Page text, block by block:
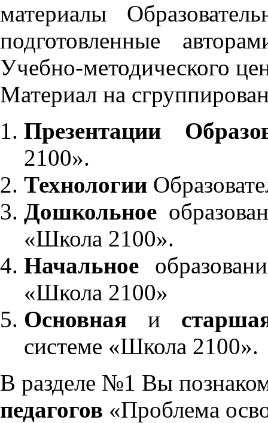
материалы
подготовленные
Учебно-методического
Материал на
Презентации
2100».
Технологии
Дошкольное
«Школа 2100».
Начальное
«Школа 2100»
Основнаяи
системе «Школа 2100».
В разделе №1 Вы
педагогов «Проблема